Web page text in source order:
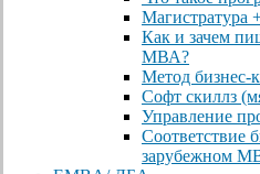
Магистратура
Как и зачем
МВА?
Метод бизнес-
Софт скиллз
Управление
Соответствие
зарубежном